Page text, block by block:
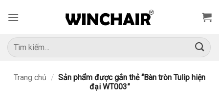
qua
dung
Tìm
kiếm:
Trang chủ / Sản phẩm được gắn thẻ “Bàn tròn Tulip hiện
đại WT003”